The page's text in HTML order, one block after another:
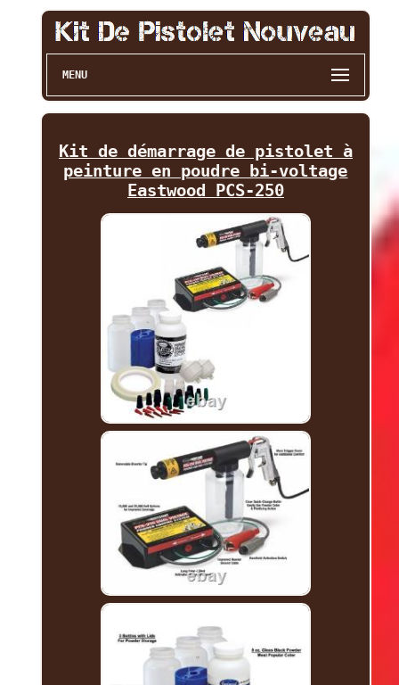
MENU
Kit de démarrage de pistolet à
peinture en poudre bi-voltage
Eastwood PCS-250